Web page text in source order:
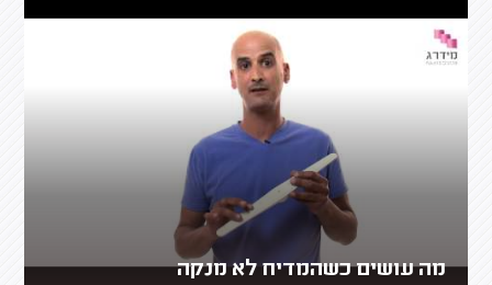
מה עושים כשהמדיח לא מנקה